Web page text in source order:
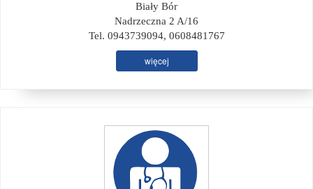
Biały Bór
Nadrzeczna 2 A/16
Tel. 0943739094, 0608481767
więcej